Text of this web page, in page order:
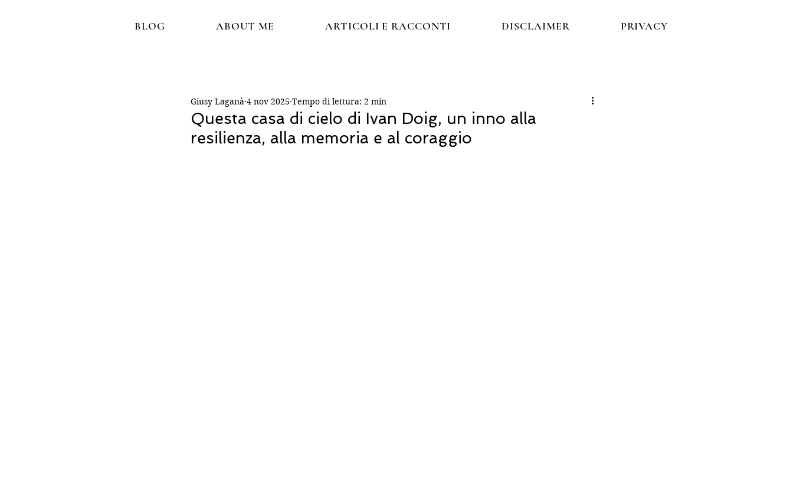
BLOG ABOUT ME ARTICOLI E RACCONTI DISCLAIMER PRIVACY
Questa casa di cielo di Ivan Doig, un inno alla
resilienza, alla memoria e al coraggio
Giusy Laganà 4 nov 2025 Tempo di lettura: 2 min